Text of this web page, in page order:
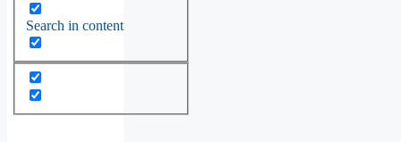
Search in content